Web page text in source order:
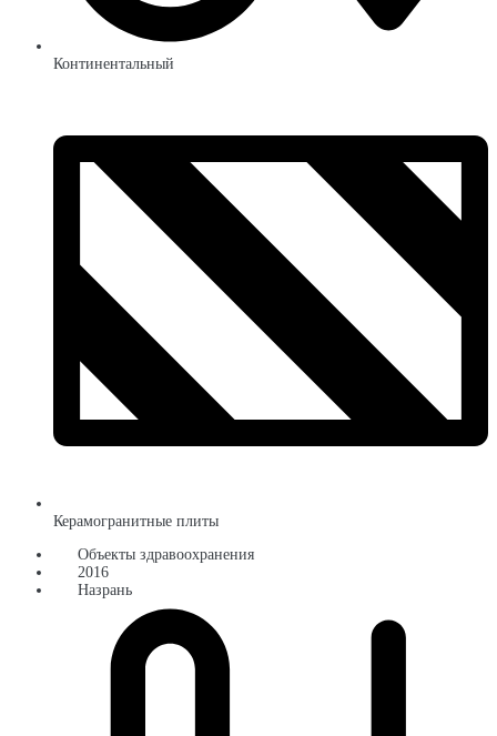
Континентальный
Керамогранитные плиты
Объекты здравоохранения
2016
Назрань